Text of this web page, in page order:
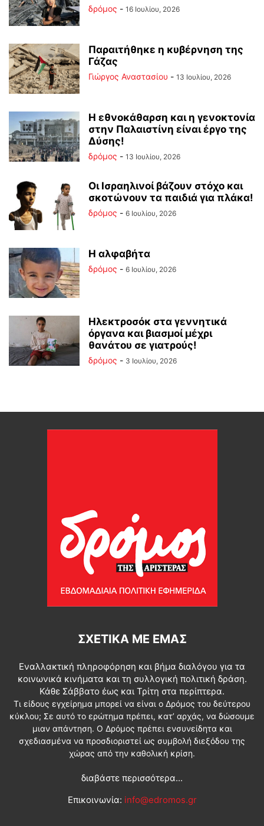
δρόμος - 16 Ιουλίου, 2026
Παραιτήθηκε η κυβέρνηση της
Γάζας
Γιώργος Αναστασίου - 13 Ιουλίου, 2026
Η εθνοκάθαρση και η γενοκτονία
στην Παλαιστίνη είναι έργο της
Δύσης!
δρόμος - 13 Ιουλίου, 2026
Οι Ισραηλινοί βάζουν στόχο και
σκοτώνουν τα παιδιά για πλάκα!
δρόμος - 6 Ιουλίου, 2026
Η αλφαβήτα
δρόμος - 6 Ιουλίου, 2026
Ηλεκτροσόκ στα γεννητικά
όργανα και βιασμοί μέχρι
θανάτου σε γιατρούς!
δρόμος - 3 Ιουλίου, 2026
ΣΧΕΤΙΚΆ ΜΕ ΕΜΆΣ
Εναλλακτική πληροφόρηση και βήμα διαλόγου για τα
κοινωνικά κινήματα και τη συλλογική πολιτική δράση.
Κάθε Σάββατο έως και Τρίτη στα περίπτερα.
Τι είδους εγχείρημα μπορεί να είναι ο Δρόμος του δεύτερου
κύκλου; Σε αυτό το ερώτημα πρέπει, κατ’ αρχάς, να δώσουμε
μιαν απάντηση. Ο Δρόμος πρέπει ενσυνείδητα και
σχεδιασμένα να προσδιοριστεί ως συμβολή διεξόδου της
χώρας από την καθολική κρίση.
διαβάστε περισσότερα...
Επικοινωνία: info@edromos.gr